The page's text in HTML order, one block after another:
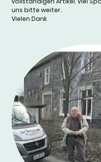
uns bitte weiter.
Vielen Dank